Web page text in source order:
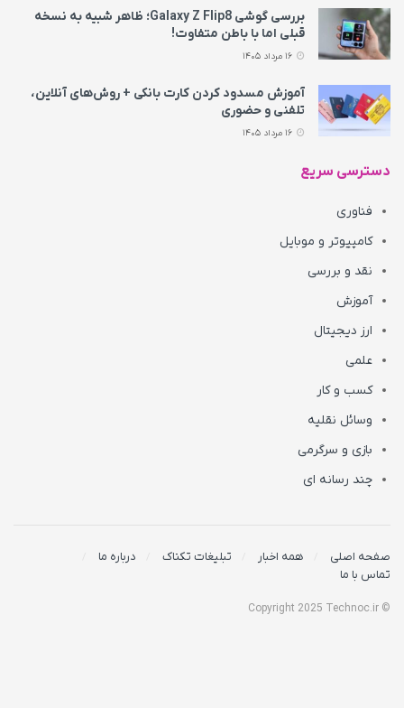
بررسی گوشی Galaxy Z Flip8؛ ظاهر شبیه به نسخه
قبلی اما با باطن متفاوت!
آموزش مسدود کردن کارت بانکی + روش‌های آنلاین،
تلفنی و حضوری
دسترسی سریع
فناوری
کامپیوتر و موبایل
نقد و بررسی
آموزش
ارز دیجیتال
علمی
کسب و کار
وسائل نقلیه
بازی و سرگرمی
چند رسانه ای
صفحه اصلی همه اخبار تبلیغات تکناک
درباره ما
تماس با ما
© Copyright 2025 Technoc.ir